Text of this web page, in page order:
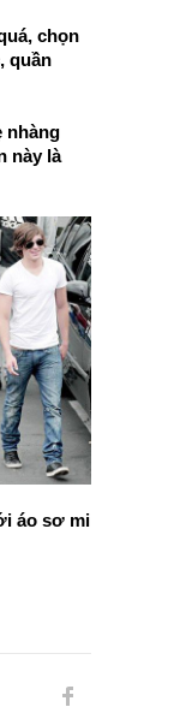
chọn
quần
nhàng
này là
áo sơ mi